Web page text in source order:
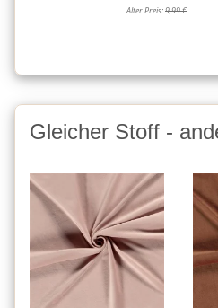
Alter Preis:9,99 €
Gleicher Stoff -